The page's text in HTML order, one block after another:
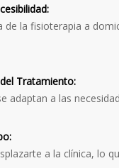
de la fisioterapia a
Tratamiento:
adaptan a las
a la clínica, lo